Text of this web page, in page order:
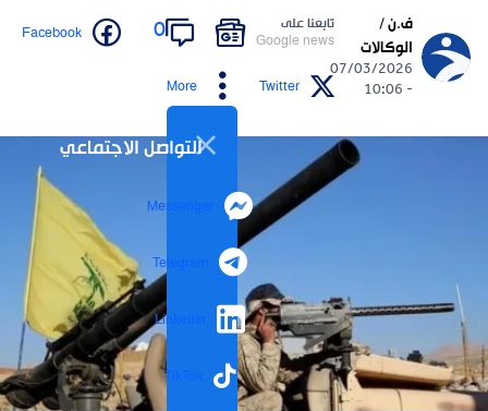
ف.ن /
الوكالات
07/03/2026
- 10:06
تابعنا على
Google news
0
Facebook
Twitter
More
التواصل الاجتماعي
Messenger
Telegram
LinkedIn
TikTok